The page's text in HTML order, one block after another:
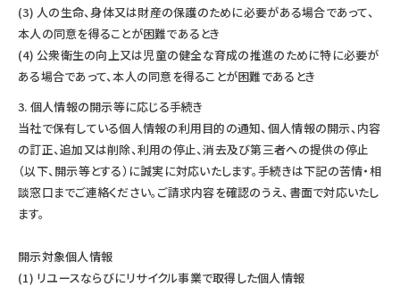
(3) 人の生命、身体又は財産の保護のために必要がある場合であって、
本人の同意を得ることが困難であるとき
(4) 公衆衛生の向上又は児童の健全な育成の推進のために特に必要が
ある場合であって、本人の同意を得ることが困難であるとき
個人情報の開示等に応じる手続き
当社で保有している個人情報の利用目的の通知、個人情報の開示、内容
の訂正、追加又は削除、利用の停止、消去及び第三者への提供の停止
（以下、開示等とする）に誠実に対応いたします。手続きは下記の苦情・相
談窓口までご連絡ください。ご請求内容を確認のうえ、書面で対応いたし
ます。
開示対象個人情報
(1) リユースならびにリサイクル事業で取得した個人情報